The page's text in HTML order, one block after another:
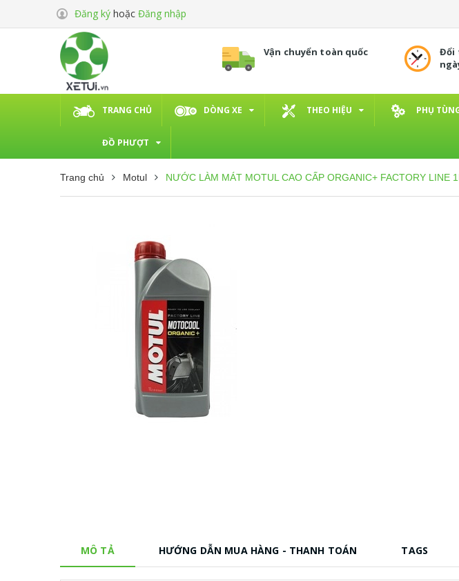
Đăng ký hoặc Đăng nhập
Vận chuyển toàn quốc
Đổi
TRANG CHỦ DÒNG XE THEO HIỆU PHỤ
ĐỒ PHƯỢT
Trang chủ Motul NƯỚC LÀM MÁT MOTUL CAO CẤP ORGANIC+ FACTORY LINE
MÔ TẢ HƯỚNG DẪN MUA HÀNG - THANH TOÁN TAGS